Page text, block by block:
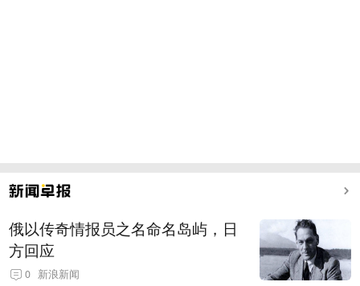
俄以传奇情报员之名命名岛屿，日
方回应
0 新浪新闻